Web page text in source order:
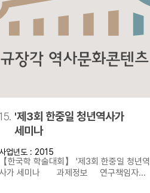
'제3회 한중일 청년역사가
세미나
사업년도 : 2015
【한국학 학술대회】 '제3회 한중일 청년역
가 세미나 과제정보 연구책임자...